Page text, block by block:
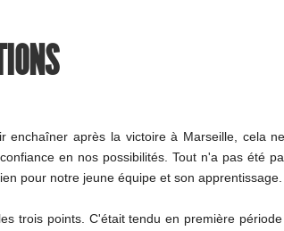
enchaîner après la victoire à Marseille, cela
en nos possibilités. Tout n'a pas été
pour notre jeune équipe et son
trois points. C'était tendu en première